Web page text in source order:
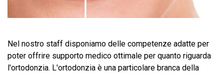
Nel nostro staff disponiamo delle competenze adatte per
poter offrire supporto medico ottimale per quanto riguarda
l'ortodonzia. L'ortodonzia è una particolare branca della